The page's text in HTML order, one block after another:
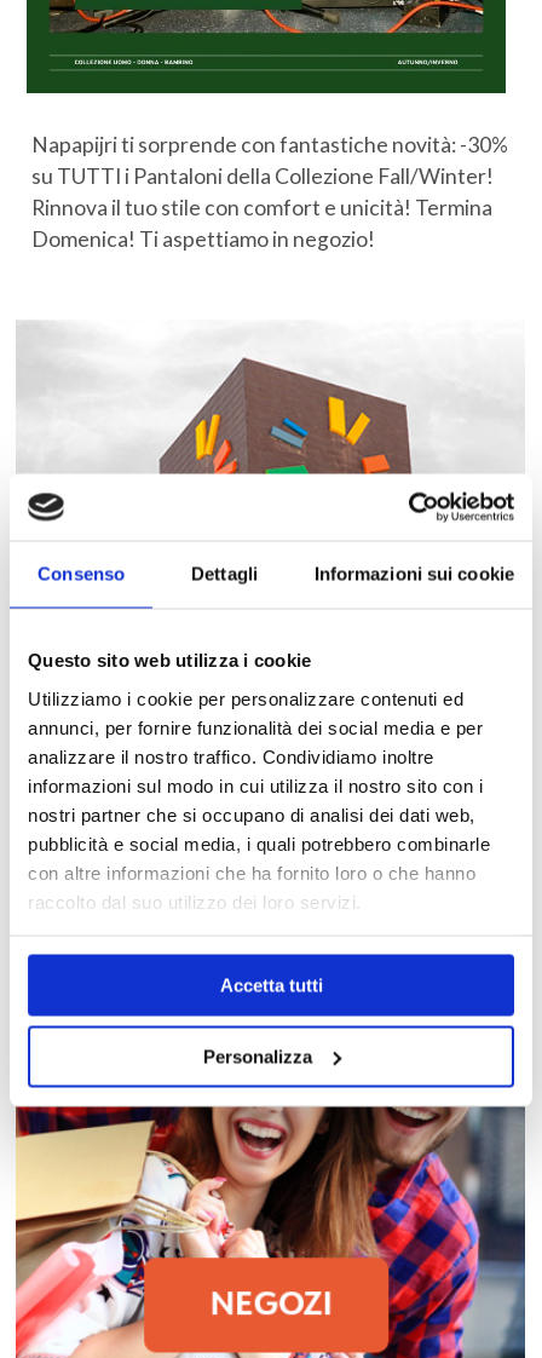
Consenso Dettagli Informazioni sui cookie
Questo sito web utilizza i cookie
Utilizziamo i cookie per personalizzare contenuti ed
annunci, per fornire funzionalità dei social media e per
analizzare il nostro traffico. Condividiamo inoltre
informazioni sul modo in cui utilizza il nostro sito con i
nostri partner che si occupano di analisi dei dati web,
pubblicità e social media, i quali potrebbero combinarle
con altre informazioni che ha fornito loro o che hanno
raccolto dal suo utilizzo dei loro servizi.
Accetta tutti
Personalizza
Napapijri ti sorprende con fantastiche novità: -30%
su TUTTI i Pantaloni della Collezione Fall/Winter!
Rinnova il tuo stile con comfort e unicità! Termina
Domenica! Ti aspettiamo in negozio!
MAPPA DEL CENTRO
Trova in un attimo il punto vendita che ti interessa!